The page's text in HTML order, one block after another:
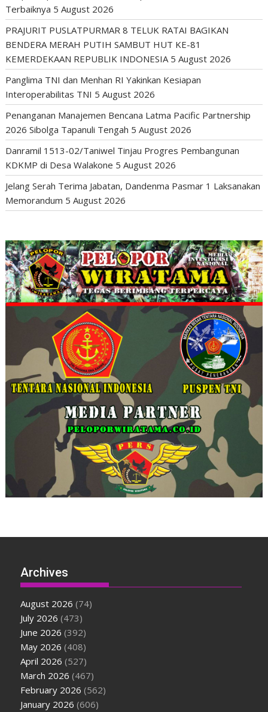
Terbaiknya 5 August 2026
PRAJURIT PUSLATPURMAR 8 TELUK RATAI BAGIKAN
BENDERA MERAH PUTIH SAMBUT HUT KE-81
KEMERDEKAAN REPUBLIK INDONESIA 5 August 2026
Panglima TNI dan Menhan RI Yakinkan Kesiapan
Interoperabilitas TNI 5 August 2026
Penanganan Manajemen Bencana Latma Pacific Partnership
2026 Sibolga Tapanuli Tengah 5 August 2026
Danramil 1513-02/Taniwel Tinjau Progres Pembangunan
KDKMP di Desa Walakone 5 August 2026
Jelang Serah Terima Jabatan, Dandenma Pasmar 1 Laksanakan
Memorandum 5 August 2026
Archives
August 2026 (74)
July 2026 (473)
June 2026 (392)
May 2026 (408)
April 2026 (527)
March 2026 (467)
February 2026 (562)
January 2026 (606)